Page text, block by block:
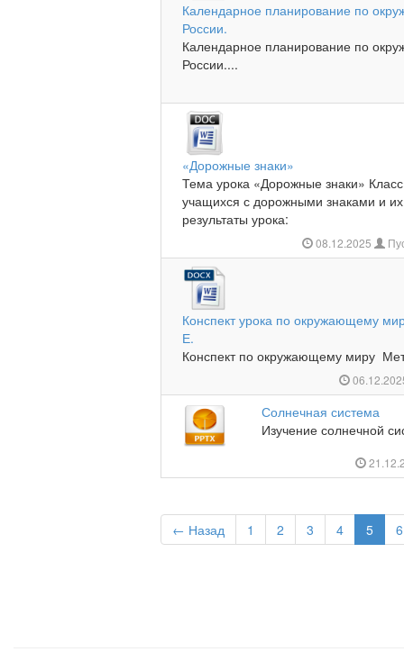
Календарное планирование по
России.
Календарное планирование по
России....
«Дорожные знаки»
Тема урока «Дорожные знаки»
учащихся с дорожными знаками и
результаты урока:
08.12.2025
Конспект урока по окружающему
Е.
Конспект по окружающему миру
Солнечная система
Изучение солнечной
← Назад 1 2 3 4 5 6